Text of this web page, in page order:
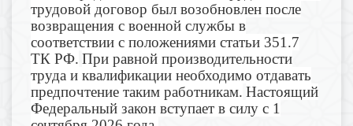
трудовой договор был возобновлен после
возвращения с военной службы в
соответствии с положениями статьи 351.7
ТК РФ. При равной производительности
труда и квалификации необходимо отдавать
предпочтение таким работникам. Настоящий
Федеральный закон вступает в силу с 1